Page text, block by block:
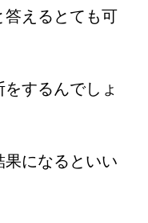
えるとても可
するんでしょ
になるといい